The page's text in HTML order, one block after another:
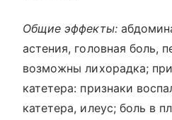
Общие эффекты:
астения, головная боль,
возможны лихорадка;
катетера: признаки
катетера, илеус; боль в